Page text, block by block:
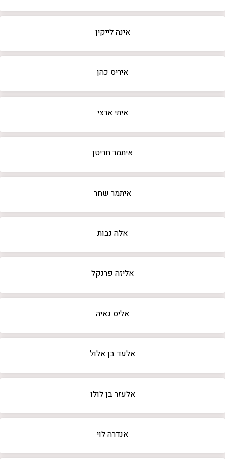
אינה לייקין
איריס כהן
איתי ארצי
איתמר חריטן
איתמר שחר
אלה נבות
אליזה פרנקל
אליס גאיה
אלעד בן אלול
אלעזר בן לולו
אנדרה לוי